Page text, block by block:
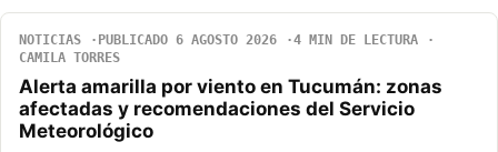
NOTICIAS PUBLICADO 6 AGOSTO 2026
4 MIN DE LECTURA
CAMILA TORRES
Alerta amarilla por viento en Tucumán: zonas
afectadas y recomendaciones del Servicio
Meteorológico